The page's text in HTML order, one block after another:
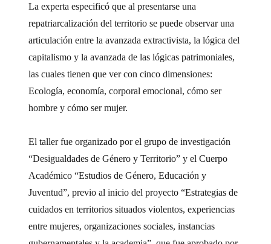
La experta especificó que al presentarse una
repatriarcalización del territorio se puede observar una
articulación entre la avanzada extractivista, la lógica del
capitalismo y la avanzada de las lógicas patrimoniales,
las cuales tienen que ver con cinco dimensiones:
Ecología, economía, corporal emocional, cómo ser
hombre y cómo ser mujer.
El taller fue organizado por el grupo de investigación
“Desigualdades de Género y Territorio” y el Cuerpo
Académico “Estudios de Género, Educación y
Juventud”, previo al inicio del proyecto “Estrategias de
cuidados en territorios situados violentos, experiencias
entre mujeres, organizaciones sociales, instancias